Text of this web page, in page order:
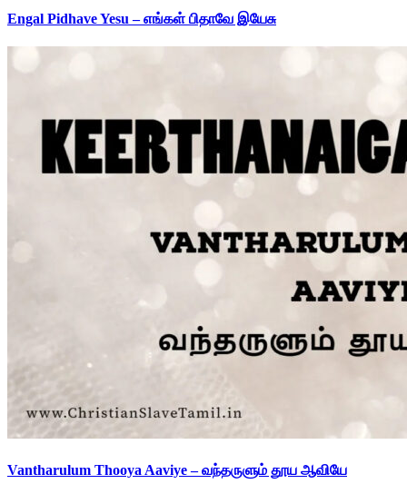
Engal Pidhave Yesu – எங்கள் பிதாவே இயேசு
Vantharulum Thooya Aaviye – வந்தருளும் தூய ஆவியே